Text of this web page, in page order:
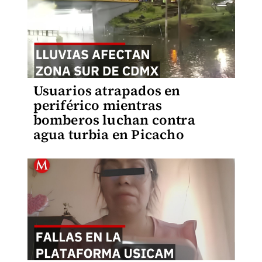
Usuarios atrapados en
periférico mientras
bomberos luchan contra
agua turbia en Picacho